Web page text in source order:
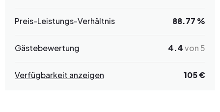
Preis-Leistungs-Verhältnis 88.77 %
Gästebewertung 4.4von 5
Verfügbarkeit anzeigen 105 €